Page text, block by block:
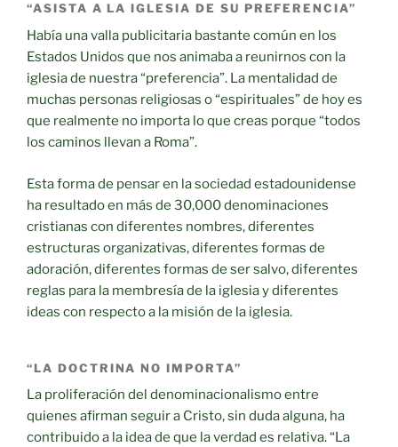
“ASISTA A LA IGLESIA DE SU PREFERENCIA”
Había una valla publicitaria bastante común en los
Estados Unidos que nos animaba a reunirnos con la
iglesia de nuestra “preferencia”. La mentalidad de
muchas personas religiosas o “espirituales” de hoy es
que realmente no importa lo que creas porque “todos
los caminos llevan a Roma”.
Esta forma de pensar en la sociedad estadounidense
ha resultado en más de 30,000 denominaciones
cristianas con diferentes nombres, diferentes
estructuras organizativas, diferentes formas de
adoración, diferentes formas de ser salvo, diferentes
reglas para la membresía de la iglesia y diferentes
ideas con respecto a la misión de la iglesia.
“LA DOCTRINA NO IMPORTA”
La proliferación del denominacionalismo entre
quienes afirman seguir a Cristo, sin duda alguna, ha
contribuido a la idea de que la verdad es relativa. “La